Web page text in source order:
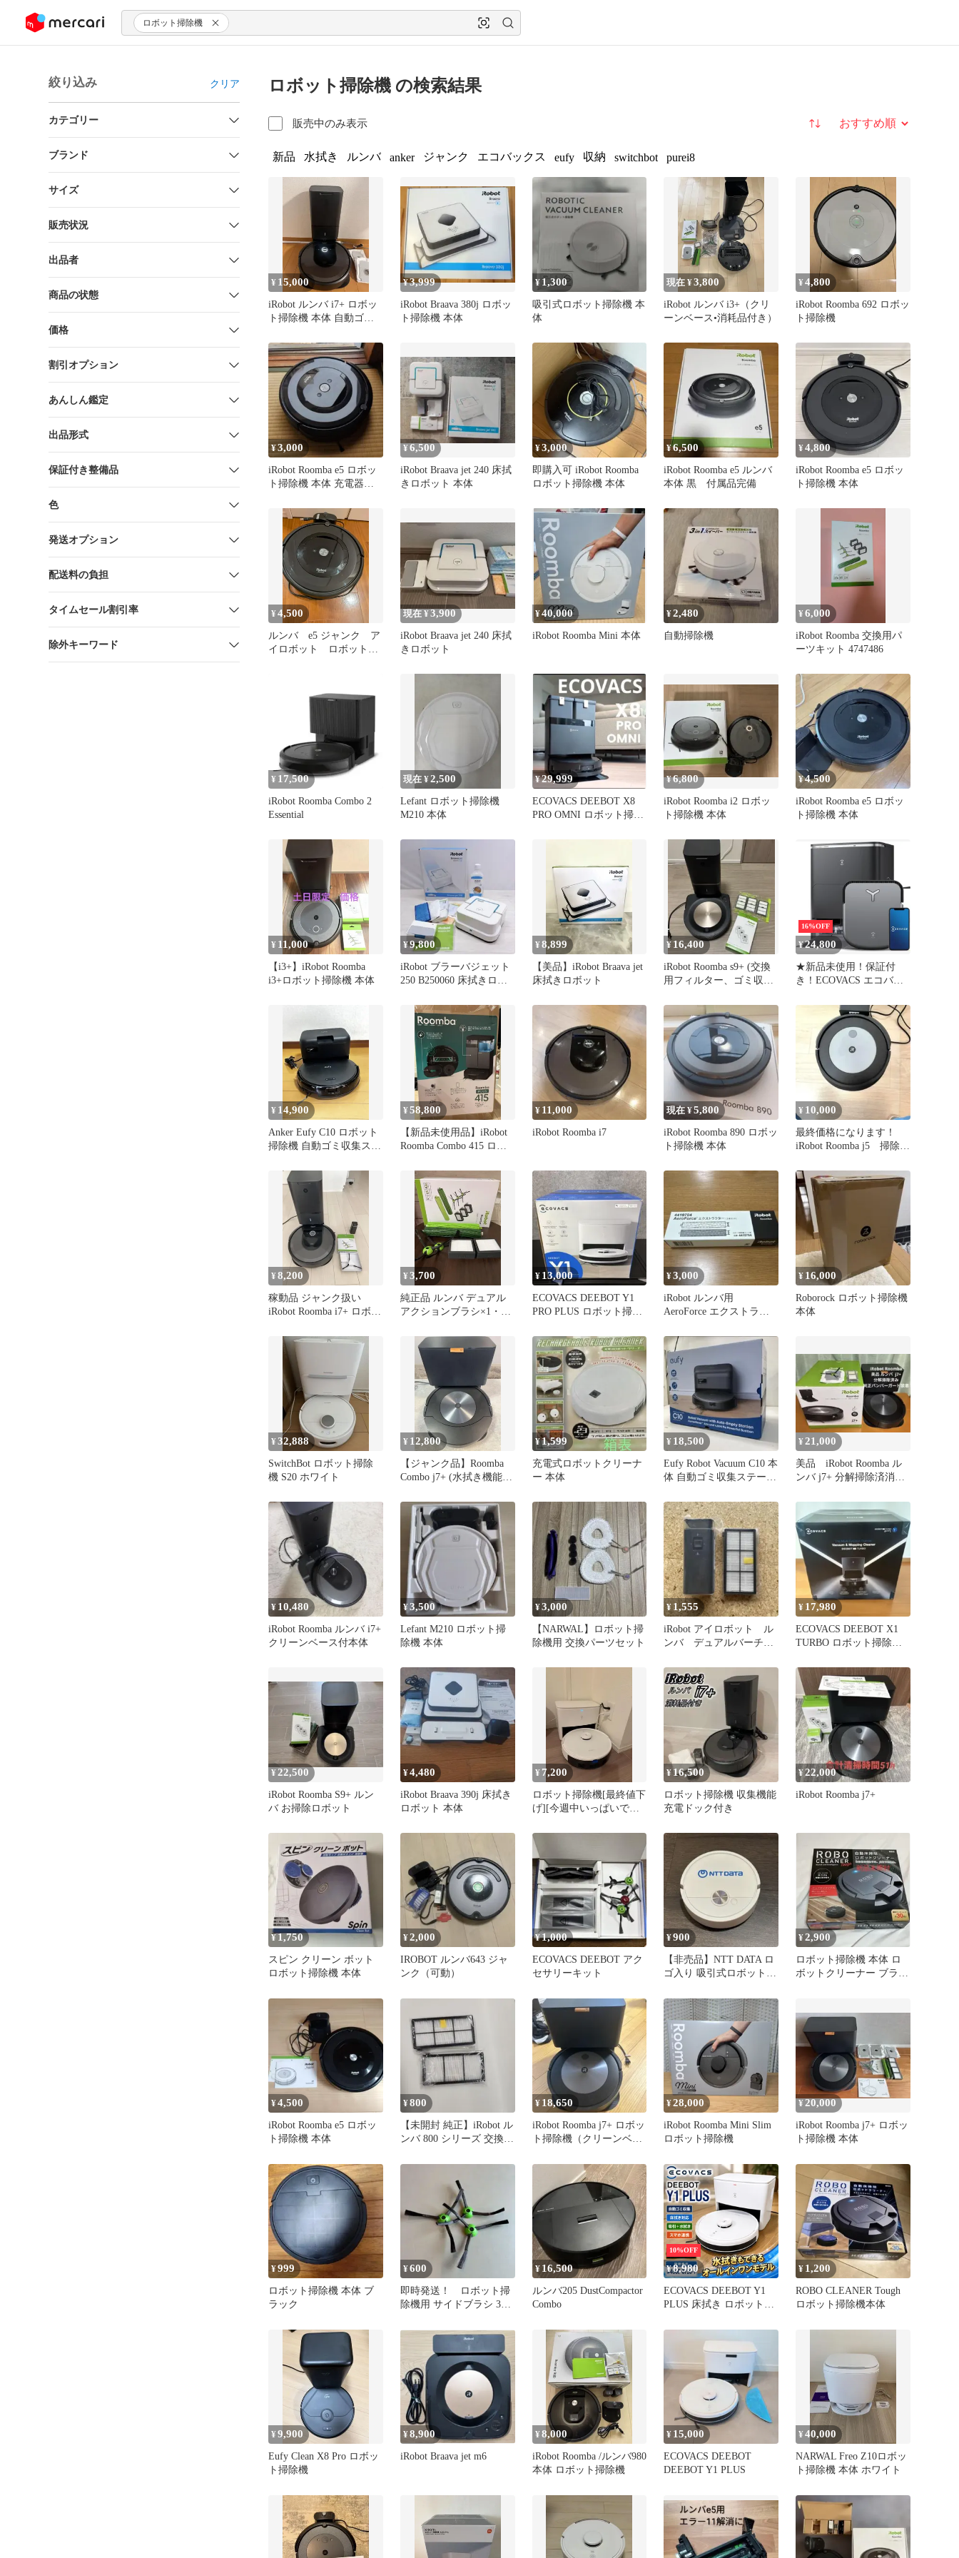
ツにスキップ ロボット掃除機
絞り込み クリア
カテゴリー
ブランド
サイズ
販売状況
出品者
商品の状態
価格
割引オプション
あんしん鑑定
出品形式
保証付き整備品
色
発送オプション
配送料の負担
タイムセール割引率
除外キーワード
ロボット掃除機 の検索結果
販売中のみ表示 並び替え
新品 水拭き ルンバ anker ジャンク エコバックス eufy 収納 switchbot purei8
¥ 15,000
iRobot ルンバ i7+ ロボッ
ト掃除機 本体 自動ゴミ
¥3,999
iRobot Braava 380j ロボッ
ト掃除機 本体
¥ 1,300
吸引式ロボット掃除機 本
体
現在 ¥3,800
iRobot ルンバ i3+（クリ
ーンベース•消耗品付き）
¥4,800
iRobot Roomba 692 ロボッ
ト掃除機
¥3,000
iRobot Roomba e5 ロボッ
ト掃除機 本体 充電器付
¥6,500
iRobot Braava jet 240 床拭
きロボット 本体
¥3,000
即購入可 iRobot Roomba
ロボット掃除機 本体
¥6,500
iRobot Roomba e5 ルンバ
本体 黒 付属品完備
¥4,800
iRobot Roomba e5 ロボッ
ト掃除機 本体
¥4,500
ルンバ e5 ジャンク ア
イロボット ロボット掃
現在 ¥3,900
iRobot Braava jet 240 床拭
きロボット
¥40,000
iRobot Roomba Mini 本体
¥2,480
自動掃除機
¥6,000
iRobot Roomba 交換用パ
ーツキット 4747486
¥ 17,500
iRobot Roomba Combo 2
Essential
現在 ¥2,500
Lefant ロボット掃除機
M210 本体
¥29,999
ECOVACS DEEBOT X8
PRO OMNI ロボット掃除
¥6,800
iRobot Roomba i2 ロボッ
ト掃除機 本体
¥4,500
iRobot Roomba e5 ロボッ
ト掃除機 本体
¥ 11,000
【i3+】iRobot Roomba
i3+ロボット掃除機 本体
¥9,800
iRobot ブラーバジェット
250 B250060 床拭きロボ
¥8,899
【美品】iRobot Braava jet
床拭きロボット
¥ 16,400
iRobot Roomba s9+ (交換
用フィルター、ゴミ収集
16%OFF
¥24,800
★新品未使用！保証付
き！ECOVACS エコバッ
ロボット掃除機--
¥ 14,900
Anker Eufy C10 ロボット
掃除機 自動ゴミ収集ステ
¥58,800
【新品未使用品】iRobot
Roomba Combo 415 ロボ
¥ 11,000
iRobot Roomba i7
現在 ¥5,800
iRobot Roomba 890 ロボッ
ト掃除機 本体
¥ 10,000
最終価格になります！
iRobot Roomba j5 掃除機
¥8,200
稼動品 ジャンク扱い
iRobot Roomba i7+ ロボッ
¥3,700
純正品 ルンバ デュアル
アクションブラシ×1・エ
ー×2
¥ 13,000
ECOVACS DEEBOT Y1
PRO PLUS ロボット掃除
¥3,000
iRobot ルンバ用
AeroForce エクストラク
¥ 16,000
Roborock ロボット掃除機
本体
¥32,888
SwitchBot ロボット掃除
機 S20 ホワイト
¥ 12,800
【ジャンク品】Roomba
Combo j7+ (水拭き機能
¥1,599
充電式ロボットクリーナ
ー 本体
¥ 18,500
Eufy Robot Vacuum C10 本
体 自動ゴミ収集ステーシ
¥ 21,000
美品 iRobot Roomba ル
ンバ j7+ 分解掃除済消耗
¥ 10,480
iRobot Roomba ルンバ i7+
クリーンベース付本体
¥3,500
Lefant M210 ロボット掃
除機 本体
¥3,000
【NARWAL】ロボット掃
除機用 交換パーツセット
¥ 1,555
iRobot アイロボット ル
ンバ デュアルバーチャ
ー
¥ 17,980
ECOVACS DEEBOT X1
TURBO ロボット掃除機
¥ 22,500
iRobot Roomba S9+ ルン
バ お掃除ロボット
¥4,480
iRobot Braava 390j 床拭き
ロボット 本体
¥ 7,200
ロボット掃除機[最終値下
げ][今週中いっぱいで破
¥16,500
ロボット掃除機 収集機能
充電ドック付き
¥22,000
iRobot Roomba j7+
¥1,750
スピン クリーン ボット
ロボット掃除機 本体
¥2,000
IROBOT ルンバ643 ジャ
ンク（可動）
¥1,000
ECOVACS DEEBOT アク
セサリーキット
¥900
【非売品】NTT DATA ロ
ゴ入り 吸引式ロボット掃
ト
¥2,900
ロボット掃除機 本体 ロ
ボットクリーナー ブラッ
¥4,500
iRobot Roomba e5 ロボッ
ト掃除機 本体
¥800
【未開封 純正】iRobot ル
ンバ 800 シリーズ 交換
¥ 18,650
iRobot Roomba j7+ ロボッ
ト掃除機（クリーンベー
¥28,000
iRobot Roomba Mini Slim
ロボット掃除機
¥20,000
iRobot Roomba j7+ ロボッ
ト掃除機 本体
¥999
ロボット掃除機 本体 ブ
ラック
¥600
即時発送！ ロボット掃
除機用 サイドブラシ 3個
¥ 16,500
ルンバ205 DustCompactor
Combo
10%OFF
¥8,980
ECOVACS DEEBOT Y1
PLUS 床拭き ロボット掃
番号#4000-0720-1 エコバ
ックス DLX32 水拭き ホ
ワイト 2024年製
¥ 1,200
ROBO CLEANER Tough
ロボット掃除機本体
¥9,900
Eufy Clean X8 Pro ロボッ
ト掃除機
¥8,900
iRobot Braava jet m6
¥8,000
iRobot Roomba /ルンバ980
本体 ロボット掃除機
¥ 15,000
ECOVACS DEEBOT
DEEBOT Y1 PLUS
¥40,000
NARWAL Freo Z10ロボッ
ト掃除機 本体 ホワイト